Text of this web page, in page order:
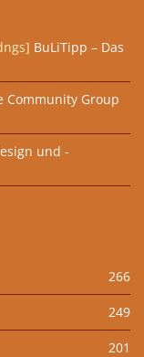
BuLiTipp – Das
Community Group
und -
266
249
201